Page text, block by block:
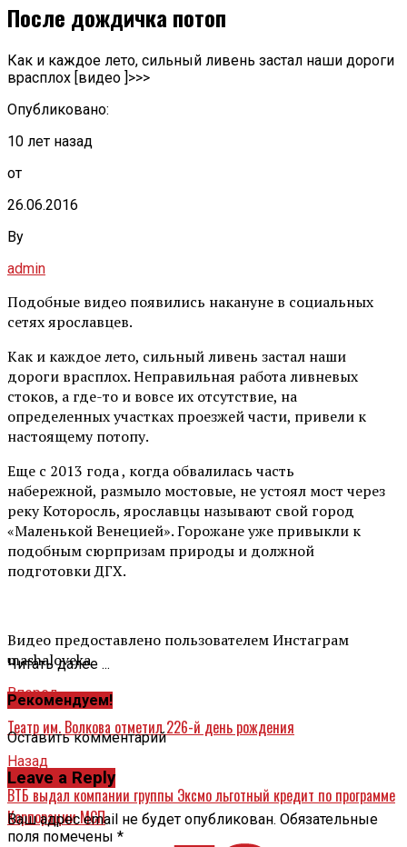
После дождичка потоп
Как и каждое лето, сильный ливень застал наши дороги
врасплох [видео ]>>>
Опубликовано:
10 лет назад
от
26.06.2016
By
admin
Подобные видео появились накануне в социальных
сетях ярославцев.
Как и каждое лето, сильный ливень застал наши
дороги врасплох. Неправильная работа ливневых
стоков, а где-то и вовсе их отсутствие, на
определенных участках проезжей части, привели к
настоящему потопу.
Еще с 2013 года , когда обвалилась часть
набережной, размыло мостовые, не устоял мост через
реку Которосль, ярославцы называют свой город
«Маленькой Венецией». Горожане уже привыкли к
подобным сюрпризам природы и должной
подготовки ДГХ.
Видео предоставлено пользователем Инстаграм
mashaloveka
Вперед
Театр им. Волкова отметил 226-й день рождения
Назад
ВТБ выдал компании группы Эксмо льготный кредит по программе
Корпорации МСП
Читать далее ...
Рекомендуем!
Оставить комментарий
Leave a Reply
Ваш адрес email не будет опубликован. Обязательные
поля помечены *